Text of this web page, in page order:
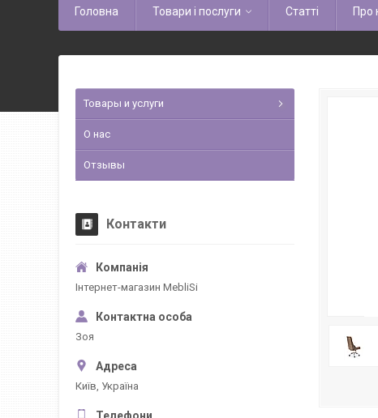
Головна Товари і послуги Статті Про
Товары и услуги
О нас
Отзывы
Контакти
Інтернет-магазин MebliSi
Зоя
Київ, Україна